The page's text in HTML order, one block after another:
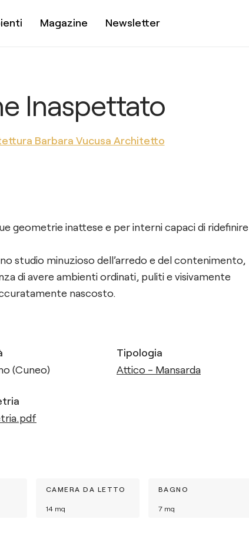
Magazine Newsletter
Inaspettato
Barbara Vucusa Architetto
geometrie inattese e per interni capaci di ridefinire
studio minuzioso dell’arredo e del contenimento,
di avere ambienti ordinati, puliti e visivamente
nascosto.
(Cuneo)
Tipologia
Attico - Mansarda
CAMERA DA LETTO
14mq
BAGNO
7mq